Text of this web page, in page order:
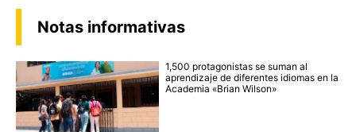
Notas informativas
1,500 protagonistas se suman al
aprendizaje de diferentes idiomas en la
Academia «Brian Wilson»